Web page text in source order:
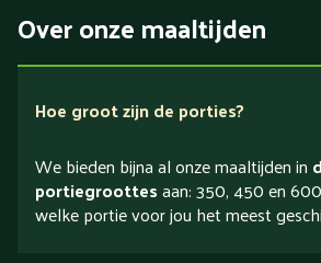
Over onze maaltijden
Hoe groot zijn de porties?
We bieden bijna al onze maaltijden in
portiegroottesaan: 350, 450 en
welke portie voor jou het meest